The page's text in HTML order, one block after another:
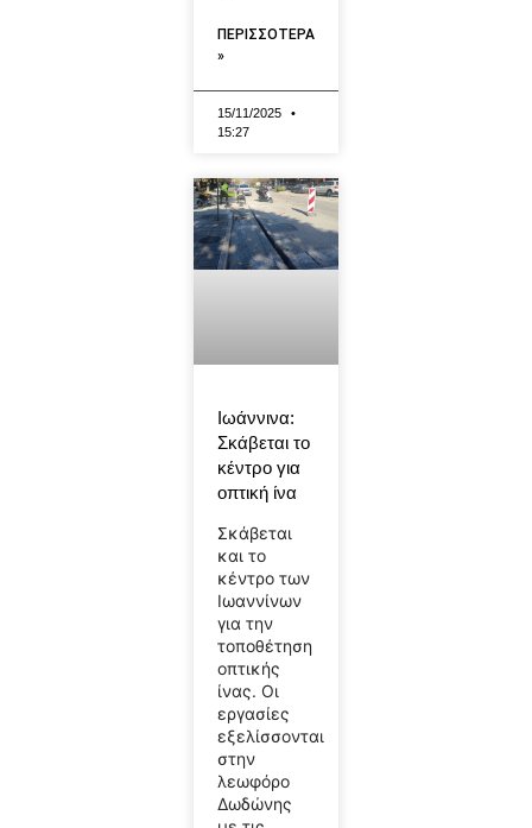
ΠΕΡΙΣΣΟΤΕΡΑ
»
15/11/2025
15:27
Ιωάννινα:
Σκάβεται το
κέντρο για
οπτική ίνα
Σκάβεται
και το
κέντρο των
Ιωαννίνων
για την
τοποθέτηση
οπτικής
ίνας. Οι
εργασίες
εξελίσσονται
στην
λεωφόρο
Δωδώνης